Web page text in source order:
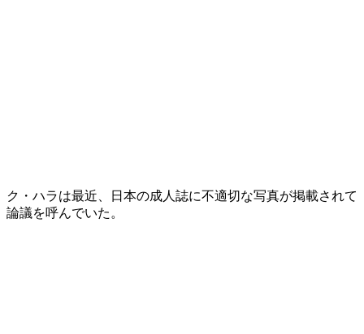
ク・ハラは最近、日本の成人誌に不適切な写真が掲載されて
論議を呼んでいた。